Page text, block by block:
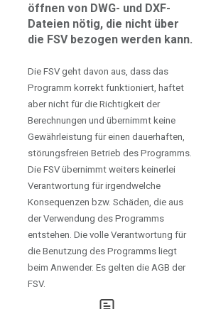
öffnen von DWG- und DXF-
Dateien nötig, die nicht über
die FSV bezogen werden kann.
Die FSV geht davon aus, dass das
Programm korrekt funktioniert, haftet
aber nicht für die Richtigkeit der
Berechnungen und übernimmt keine
Gewährleistung für einen dauerhaften,
störungsfreien Betrieb des Programms.
Die FSV übernimmt weiters keinerlei
Verantwortung für irgendwelche
Konsequenzen bzw. Schäden, die aus
der Verwendung des Programms
entstehen. Die volle Verantwortung für
die Benutzung des Programms liegt
beim Anwender. Es gelten die AGB der
FSV.